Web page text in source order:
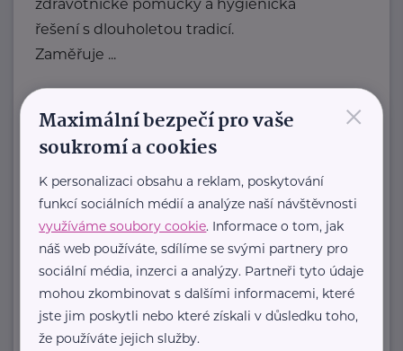
zdravotnické pomůcky a hygienická
řešení s dlouholetou tradicí.
Zaměřuje ...
+420 800 100 150
info@hartmanndirect.cz
Ministerstvo zdravotnictví ČR
Palackého náměstí 375/4 Praha 2
https://www.mzcr.cz/
+420 224 971 111
mzcr@mzcr.cz
×
Maximální bezpečí pro vaše
soukromí a cookies
K personalizaci obsahu a reklam, poskytování
funkcí sociálních médií a analýze naší návštěvnosti
využíváme soubory cookie. Informace o tom, jak
náš web používáte, sdílíme se svými partnery pro
sociální média, inzerci a analýzy. Partneři tyto údaje
mohou zkombinovat s dalšími informacemi, které
jste jim poskytli nebo které získali v důsledku toho,
že používáte jejich služby.